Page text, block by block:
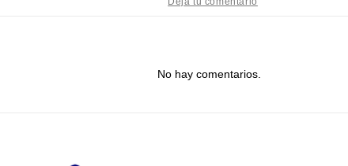
No hay comentarios.